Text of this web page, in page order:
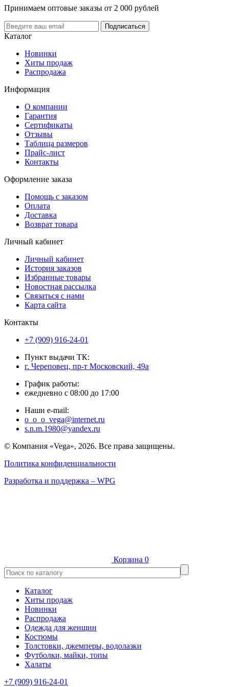
Принимаем оптовые заказы от 2 000 рублей
Каталог
Новинки
Хиты продаж
Распродажа
Информация
О компании
Гарантия
Сертификаты
Отзывы
Таблица размеров
Прайс-лист
Контакты
Оформление заказа
Помощь с заказом
Оплата
Доставка
Возврат товара
Личный кабинет
Личный кабинет
История заказов
Избранные товары
Новостная рассылка
Связаться с нами
Карта сайта
Контакты
+7 (909) 916-24-01
Пункт выдачи ТК:
г. Череповец, пр-т Московский, 49а
График работы:
ежедневно с 08:00 до 17:00
Наши e-mail:
o_o_o_vega@internet.ru
s.n.m.1980@yandex.ru
© Компания «Vega», 2026. Все права защищены.
Политика конфиденциальности
Разработка и поддержка – WPG
Корзина 0
Каталог
Хиты продаж
Новинки
Распродажа
Одежда для женщин
Костюмы
Толстовки, джемперы, водолазки
Футболки, майки, топы
Халаты
+7 (909) 916-24-01